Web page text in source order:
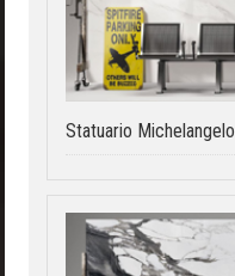
Statuario Michelangelo